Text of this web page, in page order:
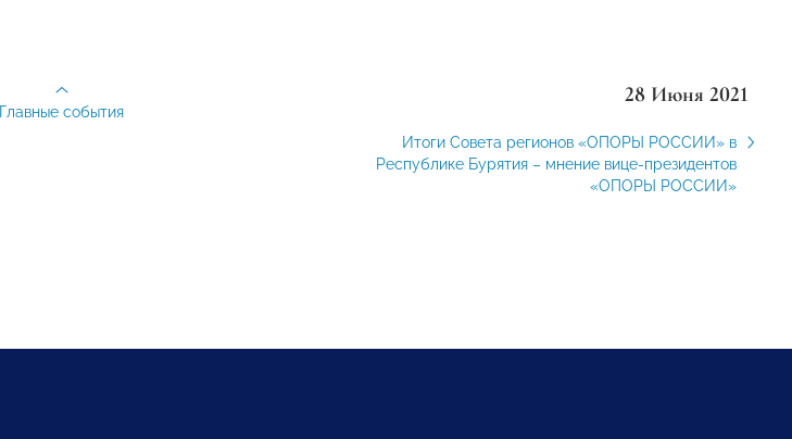
28 Июня 2021
Итоги Совета регионов «ОПОРЫ РОССИИ» в
Республике Бурятия – мнение вице-президентов
«ОПОРЫ РОССИИ»
Главные события